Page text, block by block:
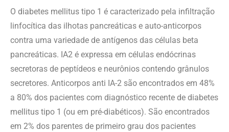
O diabetes mellitus tipo 1 é caracterizado pela infiltração
linfocítica das ilhotas pancreáticas e auto-anticorpos
contra uma variedade de antígenos das células beta
pancreáticas. IA2 é expressa em células endócrinas
secretoras de peptídeos e neurônios contendo grânulos
secretores. Anticorpos anti IA-2 são encontrados em 48%
a 80% dos pacientes com diagnóstico recente de diabetes
mellitus tipo 1 (ou em pré-diabéticos). São encontrados
em 2% dos parentes de primeiro grau dos pacientes